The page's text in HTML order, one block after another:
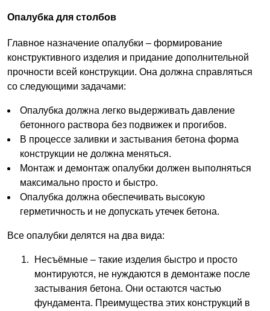
Опалубка для столбов
Главное назначение опалубки – формирование
конструктивного изделия и придание дополнительной
прочности всей конструкции. Она должна справляться
со следующими задачами:
Опалубка должна легко выдерживать давление
бетонного раствора без подвижек и прогибов.
В процессе заливки и застывания бетона форма
конструкции не должна меняться.
Монтаж и демонтаж опалубки должен выполняться
максимально просто и быстро.
Опалубка должна обеспечивать высокую
герметичность и не допускать утечек бетона.
Все опалубки делятся на два вида:
Несъёмные – такие изделия быстро и просто
монтируются, не нуждаются в демонтаже после
застывания бетона. Они остаются частью
фундамента. Преимущества этих конструкций в